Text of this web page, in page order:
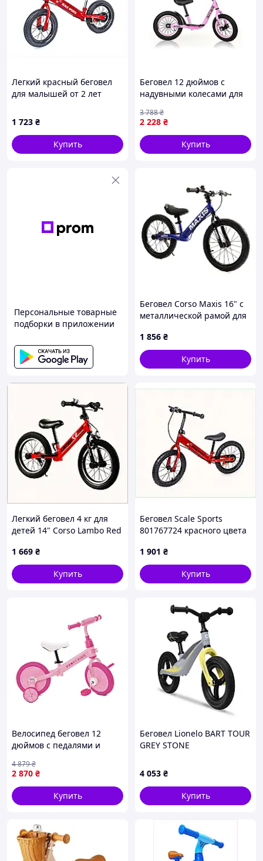
Легкий красный беговел
для малышей от 2 лет
1 723 ₴
Купить
Беговел 12 дюймов с
надувными колесами для
PROFI KIDS FK-15229
2 228 ₴
3 788₴
Купить
Персональные товарные
подборки в приложении
Беговел Corso Maxis 16" с
металлической рамой для
1 856 ₴
Купить
Легкий беговел 4 кг для
детей 14" Corso Lambo Red
1 669 ₴
Купить
Беговел Scale Sports
801767724 красного цвета
1 901 ₴
Купить
Велосипед беговел 12
дюймов с педалями и
колесиками для детей
розовый PROFI KIDS FK-
15281
2 870 ₴
4 879₴
Купить
Беговел Lionelo BART TOUR
GREY STONE
4 053 ₴
Купить